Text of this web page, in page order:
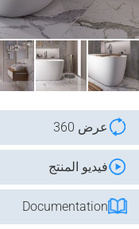
عرض 360
فيديو المنتج
Documentation